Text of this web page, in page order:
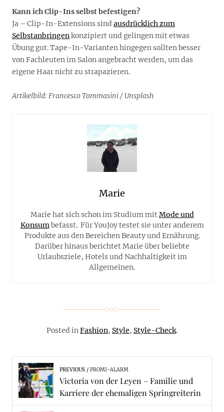
Kann ich Clip-Ins selbst befestigen?
Ja – Clip-In-Extensions sind ausdrücklich zum
Selbstanbringenkonzipiert und gelingen mit etwas
Übung gut. Tape-In-Varianten hingegen sollten besser
von Fachleuten im Salon angebracht werden, um das
eigene Haar nicht zu strapazieren.
Artikelbild: Francesco Tommasini / Unsplash
Marie
Marie hat sich schon im Studium mitMode und
Konsumbefasst. Für YouJoy testet sie unter anderem
Produkte aus den Bereichen Beauty und Ernährung.
Darüber hinaus berichtet Marie über beliebte
Urlaubsziele, Hotels und Nachhaltigkeit im
Allgemeinen.
Posted inFashion, Style, Style-Check.
PREVIOUS PROMI-ALARM
Victoria von der Leyen – Familie und
Karriere der ehemaligen Springreiterin